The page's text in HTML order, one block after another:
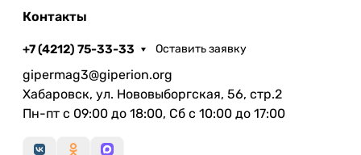
Контакты
+7 (4212) 75-33-33 Оставить заявку
gipermag3@giperion.org
Хабаровск, ул. Нововыборгская, 56, стр.2
Пн-пт с 09:00 до 18:00, Сб с 10:00 до 17:00